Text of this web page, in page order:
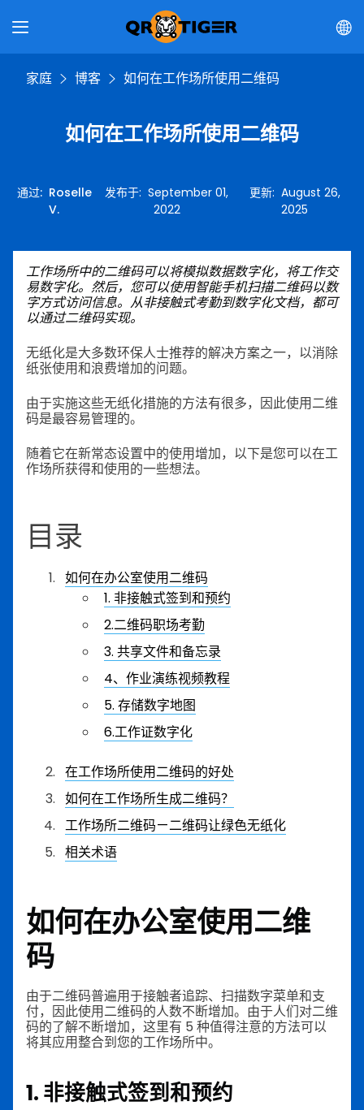
家庭 博客 如何在工作场所使用二维码
如何在工作场所使用二维码
通过: Roselle
V.
发布于:September 01,
2022
更新: August 26,
2025
工作场所中的二维码可以将模拟数据数字化，将工作交
易数字化。然后，您可以使用智能手机扫描二维码以数
字方式访问信息。从非接触式考勤到数字化文档，都可
以通过二维码实现。
无纸化是大多数环保人士推荐的解决方案之一，以消除
纸张使用和浪费增加的问题。
由于实施这些无纸化措施的方法有很多，因此使用二维
码是最容易管理的。
随着它在新常态设置中的使用增加，以下是您可以在工
作场所获得和使用的一些想法。
目录
如何在办公室使用二维码
1. 非接触式签到和预约
2.二维码职场考勤
3. 共享文件和备忘录
4、作业演练视频教程
5. 存储数字地图
6.工作证数字化
在工作场所使用二维码的好处
如何在工作场所生成二维码？
工作场所二维码 — 二维码让绿色无纸化
相关术语
如何在办公室使用二维
码
由于二维码普遍用于接触者追踪、扫描数字菜单和支
付，因此使用二维码的人数不断增加。由于人们对二维
码的了解不断增加，这里有 5 种值得注意的方法可以
将其应用整合到您的工作场所中。
1. 非接触式签到和预约